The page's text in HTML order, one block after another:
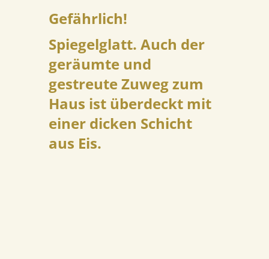
Gefährlich!
Spiegelglatt. Auch der
geräumte und
gestreute Zuweg zum
Haus ist überdeckt mit
einer dicken Schicht
aus Eis.